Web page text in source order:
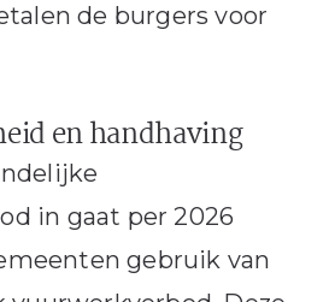
de burgers voor
en handhaving
in gaat per 2026
gebruik van